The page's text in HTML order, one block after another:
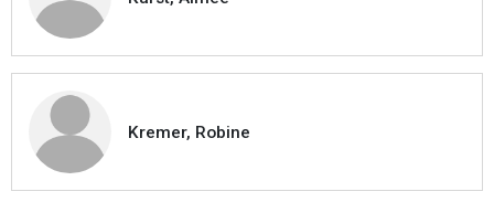
Kremer, Robine